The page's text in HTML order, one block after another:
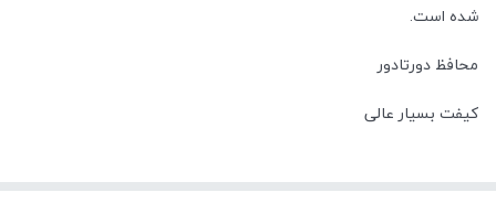
شده است.
محافظ دورتادور
کیفت بسیار عالی